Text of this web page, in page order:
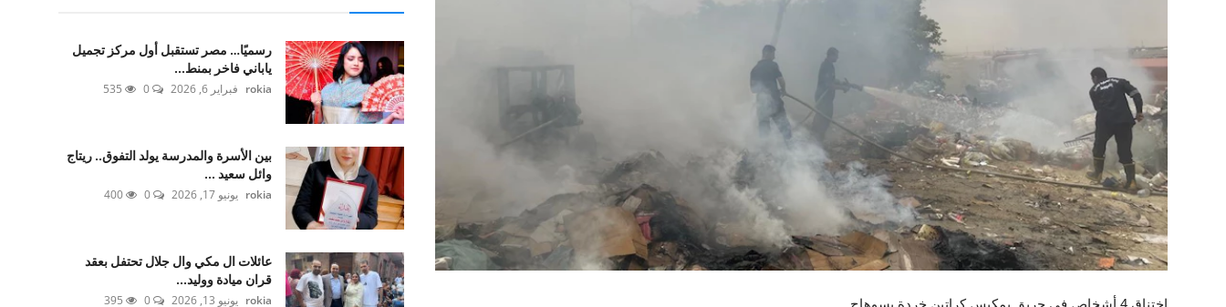
تكنولوجيا
Arabic
رسميًا… مصر تستقبل أول مركز تجميل
ياباني فاخر بمنط...
rokia فبراير 6, 2026 0
535
بين الأسرة والمدرسة يولد التفوق.. ريتاج
وائل سعيد ...
rokia يونيو 17, 2026 0
400
عائلات ال مكي وال جلال تحتفل بعقد
قران ميادة ووليد...
rokia يونيو 13, 2026 0
395